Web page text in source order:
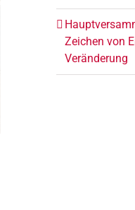
Zeichen von
Veränderung